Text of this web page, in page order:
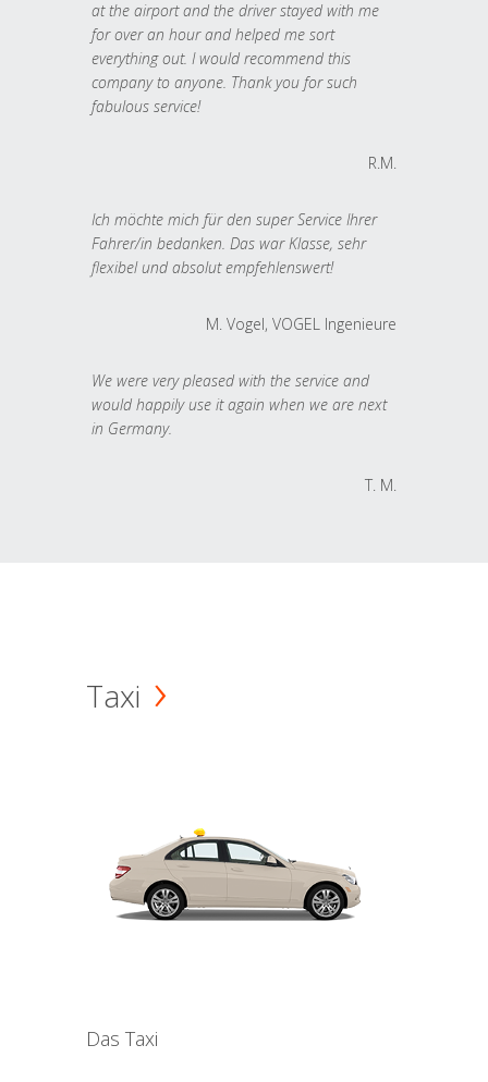
at the airport and the driver stayed with me
for over an hour and helped me sort
everything out. I would recommend this
company to anyone. Thank you for such
fabulous service!
R.M.
Ich möchte mich für den super Service Ihrer
Fahrer/in bedanken. Das war Klasse, sehr
flexibel und absolut empfehlenswert!
M. Vogel, VOGEL Ingenieure
We were very pleased with the service and
would happily use it again when we are next
in Germany.
T. M.
Taxi
Das Taxi